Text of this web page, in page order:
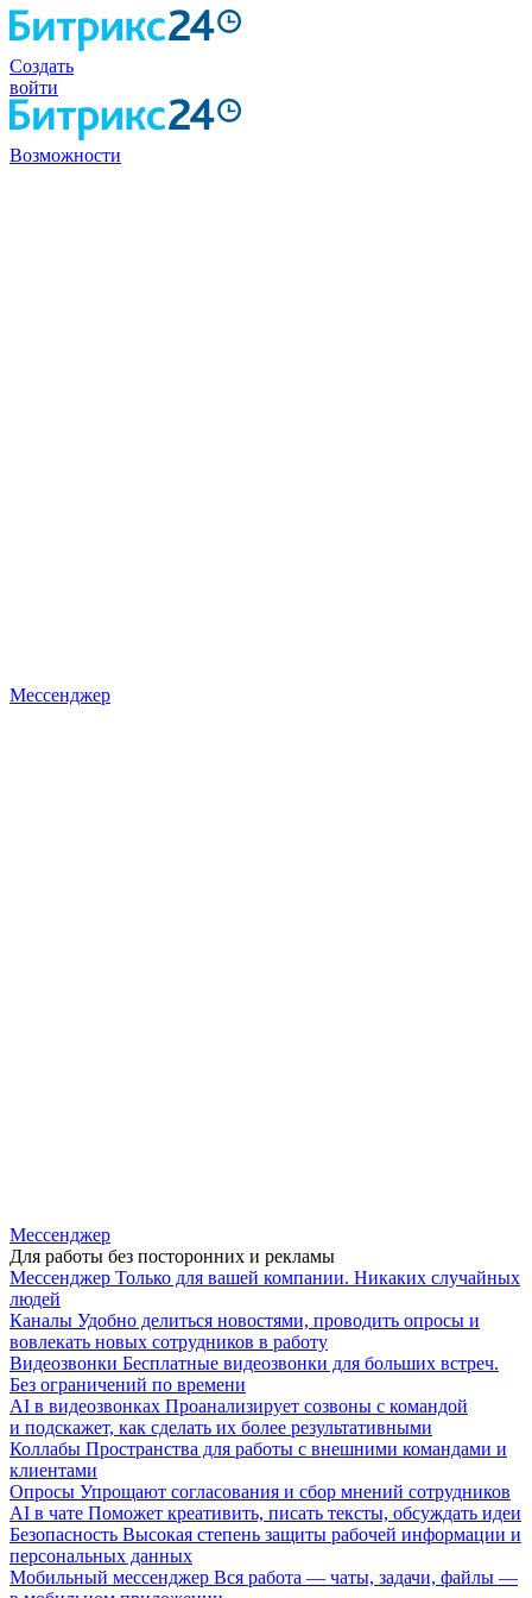
Создать
войти
Возможности
Мессенджер
Мессенджер
Для работы без посторонних и рекламы
Мессенджер Только для вашей компании. Никаких случайных
людей
Каналы Удобно делиться новостями, проводить опросы и
вовлекать новых сотрудников в работу
Видеозвонки Бесплатные видеозвонки для больших встреч.
Без ограничений по времени
AI в видеозвонках Проанализирует созвоны с командой
и подскажет, как сделать их более результативными
Коллабы Пространства для работы с внешними командами и
клиентами
Опросы Упрощают согласования и сбор мнений сотрудников
AI в чате Поможет креативить, писать тексты, обсуждать идеи
Безопасность Высокая степень защиты рабочей информации и
персональных данных
Мобильный мессенджер Вся работа — чаты, задачи, файлы —